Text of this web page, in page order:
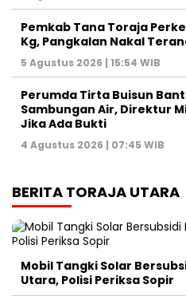
Pemkab Tana Toraja
Kg, Pangkalan Nakal
5 Agustus 2026 | 15:54 WIB
Perumda Tirta Buisun
Sambungan Air, Direktur
Jika Ada Bukti
4 Agustus 2026 | 07:45 WIB
BERITA TORAJA UTARA
Mobil Tangki Solar
Utara, Polisi Periksa Sopir